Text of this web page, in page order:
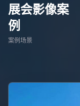
展会影像案
例
案例场景